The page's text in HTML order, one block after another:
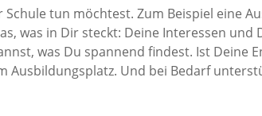
tun möchtest. Zum Beispiel eine
was in Dir steckt: Deine Interessen und
was Du spannend findest. Ist Deine
Ausbildungsplatz. Und bei Bedarf